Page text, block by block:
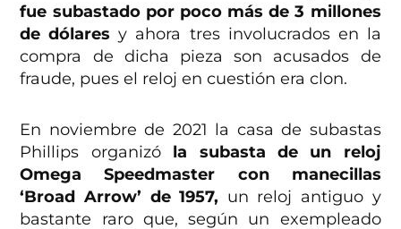
fue subastado por poco más de 3 millones
de dólares y ahora tres involucrados en la
compra de dicha pieza son acusados de
fraude, pues el reloj en cuestión era clon.
En noviembre de 2021 la casa de subastas
Phillips organizó la subasta de un reloj
Omega Speedmaster con manecillas
‘Broad Arrow’ de 1957, un reloj antiguo y
bastante raro que, según un exempleado